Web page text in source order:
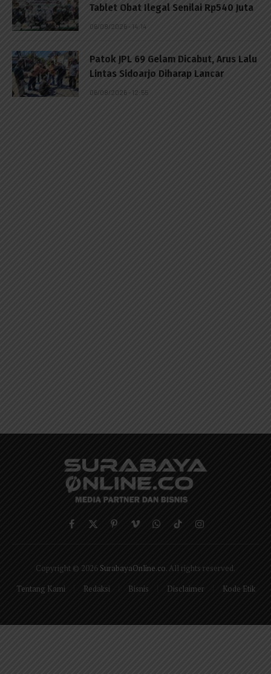
Tablet Obat Ilegal Senilai Rp540 Juta
06/08/2026 - 14:14
Patok JPL 69 Gelam Dicabut, Arus Lalu
Lintas Sidoarjo Diharap Lancar
06/08/2026 - 12:55
Facebook
X
PinterestVimeoWhatsApp
TikTokInstagram
Copyright © 2026 SurabayaOnline.co . All rights reserved.
Tentang Kami
Redaksi Bisnis Disclaimer Kode Etik